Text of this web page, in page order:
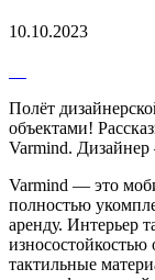
10.10.2023
Полёт
объектами!
Varmind.
Varmind — это
полностью
аренду. Интерьер
тактильные